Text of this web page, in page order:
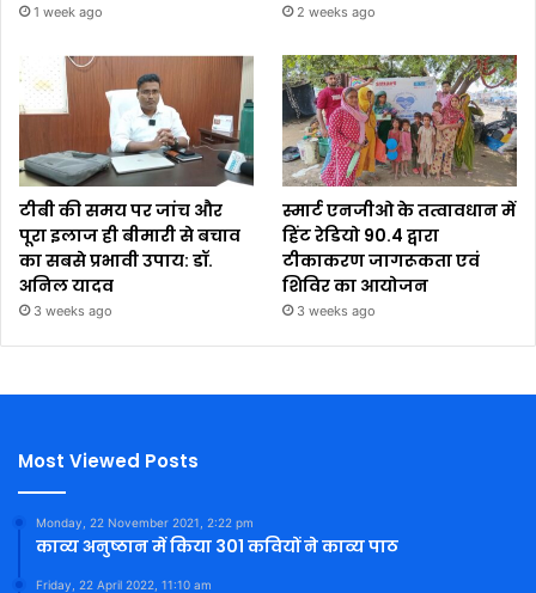
1 week ago 2 weeks ago
टीबी की समय पर जांच और
पूरा इलाज ही बीमारी से बचाव
का सबसे प्रभावी उपाय: डॉ.
अनिल यादव
3 weeks ago
स्मार्ट एनजीओ के तत्वावधान में
हिंट रेडियो 90.4 द्वारा
टीकाकरण जागरूकता एवं
शिविर का आयोजन
3 weeks ago
Most Viewed Posts
Monday, 22 November 2021, 2:22 pm
काव्य अनुष्ठान में किया 301 कवियों ने काव्य पाठ
Friday, 22 April 2022, 11:10 am